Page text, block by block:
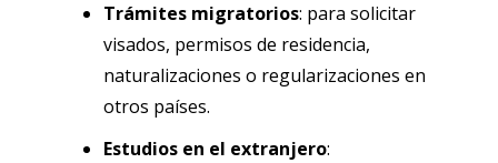
Trámites migratorios: para solicitar
visados, permisos de residencia,
naturalizaciones o regularizaciones en
otros países.
Estudios en el extranjero: